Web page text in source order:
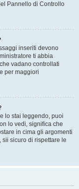
Pannello di Controllo
inseriti devono
ti abbia
vadano controllati
per maggiori
lo stai leggendo, puoi
lo vedi, significa che
in cima gli argomenti
sicuro di rispettare le